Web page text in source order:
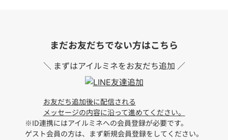
まだお友だちでない方はこちら
＼ まずはアイルミネをお友だち追加 ／
お友だち追加後に配信される
メッセージの内容に沿って進めてください。
※ID連携にはアイルミネへの会員登録が必要です。
ゲスト会員の方は、まず新規会員登録をしてください。